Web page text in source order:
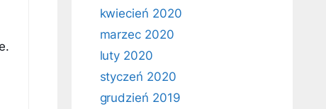
kwiecień 2020
marzec 2020
luty 2020
styczeń 2020
grudzień 2019